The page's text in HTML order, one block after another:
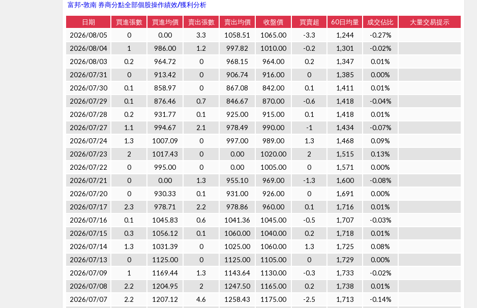
富邦-敦南 券商分點全部個股操作績效/獲利分析
日期 買進張數 買進均價 賣出張數 賣出均價 收盤價 買賣超 60日均量 成交佔比
大量交易提示
2026/08/05
0 0.00 3.3 1058.51 1065.00 -3.3 1,244
-0.27%
2026/08/04
1 986.00 1.2 997.82 1010.00 -0.2 1,301
-0.02%
2026/08/03
0.2 964.72 0 968.15 964.00 0.2 1,347
0.01%
2026/07/31
0 913.42 0 906.74 916.00 0 1,385
0.00%
2026/07/30
0.1 858.97 0 867.08 842.00 0.1 1,411
0.01%
2026/07/29
0.1 876.46 0.7 846.67 870.00 -0.6 1,418
-0.04%
2026/07/28
0.2 931.77 0.1 925.00 915.00 0.1 1,418
0.01%
2026/07/27
1.1 994.67 2.1 978.49 990.00 -1 1,434
-0.07%
2026/07/24
1.3 1007.09 0 997.00 989.00 1.3 1,468
0.09%
2026/07/23
2 1017.43 0 0.00 1020.00 2 1,515
0.13%
2026/07/22
0 995.00 0 0.00 1005.00 0 1,571
0.00%
2026/07/21
0 0.00 1.3 955.10 969.00 -1.3 1,600
-0.08%
2026/07/20
0 930.33 0.1 931.00 926.00 0 1,691
0.00%
2026/07/17
2.3 978.71 2.2 978.86 960.00 0.1 1,716
0.01%
2026/07/16
0.1 1045.83 0.6 1041.36 1045.00 -0.5 1,707
-0.03%
2026/07/15
0.3 1056.12 0.1 1060.00 1040.00 0.2 1,718
0.01%
2026/07/14
1.3 1031.39 0 1025.00 1060.00 1.3 1,725
0.08%
2026/07/13
0 1125.00 0 1125.00 1105.00 0 1,729
0.00%
2026/07/09
1 1169.44 1.3 1143.64 1130.00 -0.3 1,733
-0.02%
2026/07/08
2.2 1204.95 2 1247.50 1165.00 0.2 1,738
0.01%
2026/07/07
2.2 1207.12 4.6 1258.43 1175.00 -2.5 1,713
-0.14%